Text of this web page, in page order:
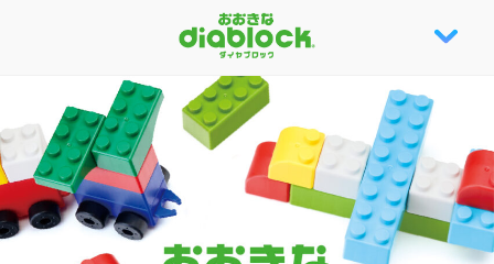
オリジナルブランド一覧
お知らせ
製品のご購入
お客様サポート
おおきなdiablock TOP
ABOUT
知育効果